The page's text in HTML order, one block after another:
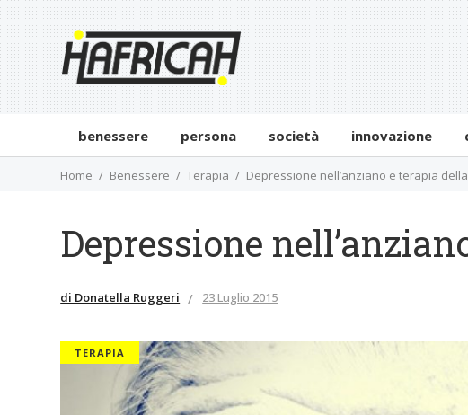
benessere persona società innovazione
Home Benessere Terapia Depressione nell’anziano e terapia
Depressione
di Donatella Ruggeri 23 Luglio 2015
TERAPIA